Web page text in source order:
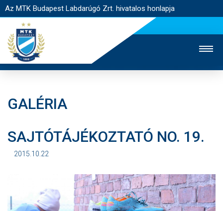
Az MTK Budapest Labdarúgó Zrt. hivatalos honlapja
JEGYÉRTÉKESÍTÉS
WEBSHOP
STADION
NYITÓLAP
HÍREK
GALÉRIA
SAJTÓTÁJÉKOZTATÓ NO. 19.
2015.10.22